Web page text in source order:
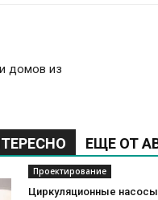
домов из
ЕЩЕ ОТ
Проектирование
Циркуляционные